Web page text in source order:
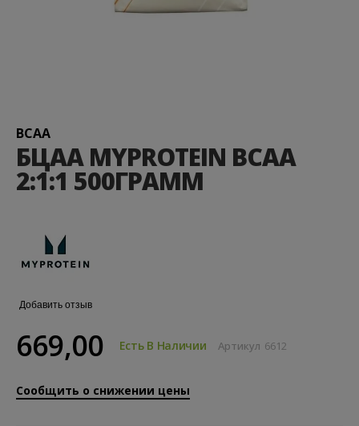
галереи
изображений
BCAA
БЦАА MYPROTEIN BCAA
2:1:1 500ГРАММ
Добавить отзыв
669,00 Есть В Наличии Артикул 6612
Сообщить о снижении цены